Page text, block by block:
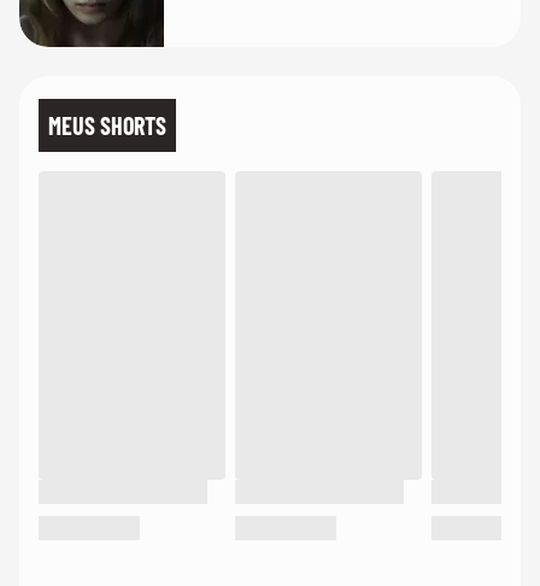
MEUS SHORTS